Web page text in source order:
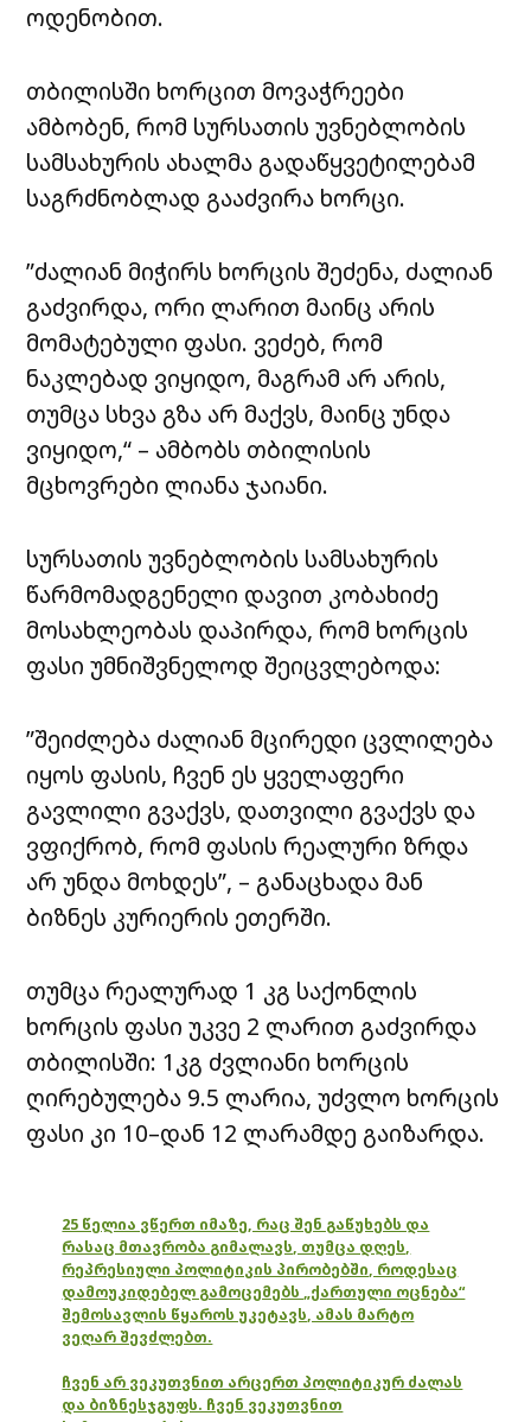
ოდენობით.
თბილისში ხორცით მოვაჭრეები
ამბობენ, რომ სურსათის უვნებლობის
სამსახურის ახალმა გადაწყვეტილებამ
საგრძნობლად გააძვირა ხორცი.
”ძალიან მიჭირს ხორცის შეძენა, ძალიან
გაძვირდა, ორი ლარით მაინც არის
მომატებული ფასი. ვეძებ, რომ
ნაკლებად ვიყიდო, მაგრამ არ არის,
თუმცა სხვა გზა არ მაქვს, მაინც უნდა
ვიყიდო,“ – ამბობს თბილისის
მცხოვრები ლიანა ჯაიანი.
სურსათის უვნებლობის სამსახურის
წარმომადგენელი დავით კობახიძე
მოსახლეობას დაპირდა, რომ ხორცის
ფასი უმნიშვნელოდ შეიცვლებოდა:
”შეიძლება ძალიან მცირედი ცვლილება
იყოს ფასის, ჩვენ ეს ყველაფერი
გავლილი გვაქვს, დათვილი გვაქვს და
ვფიქრობ, რომ ფასის რეალური ზრდა
არ უნდა მოხდეს”, – განაცხადა მან
ბიზნეს კურიერის ეთერში.
თუმცა რეალურად 1 კგ საქონლის
ხორცის ფასი უკვე 2 ლარით გაძვირდა
თბილისში: 1კგ ძვლიანი ხორცის
ღირებულება 9.5 ლარია, უძვლო ხორცის
ფასი კი 10–დან 12 ლარამდე გაიზარდა.
25 წელია ვწერთ იმაზე, რაც შენ გაწუხებს და
რასაც მთავრობა გიმალავს, თუმცა დღეს,
რეპრესიული პოლიტიკის პირობებში, როდესაც
დამოუკიდებელ გამოცემებს „ქართული ოცნება“
შემოსავლის წყაროს უკეტავს, ამას მარტო
ვეღარ შევძლებთ.
ჩვენ არ ვეკუთვნით არცერთ პოლიტიკურ ძალას
და ბიზნესჯგუფს. ჩვენ ვეკუთვნით